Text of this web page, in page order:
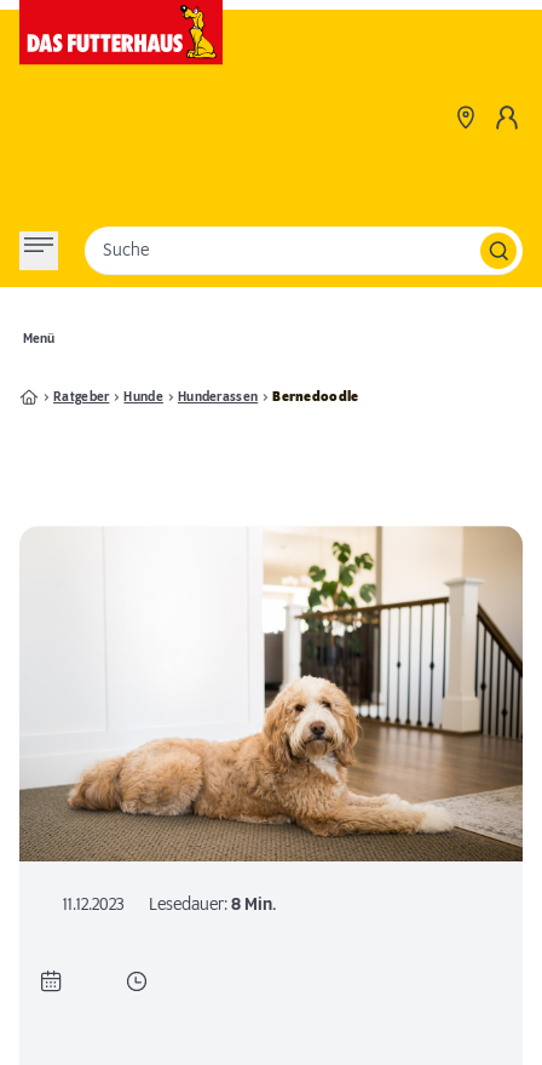
Menü
Suche
Ratgeber Hunde Hunderassen Bernedoodle
11.12.2023 Lesedauer:8 Min.